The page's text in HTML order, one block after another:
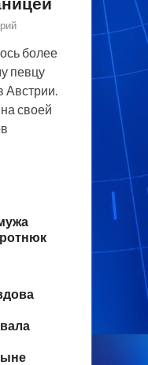
более
певцу
Австрии.
своей